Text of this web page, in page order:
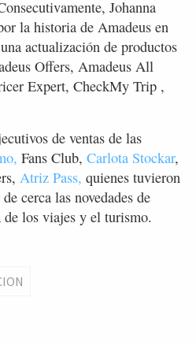
Johanna
la historia de Amadeus en
actualización de productos
Offers, Amadeus All
Expert, CheckMy Trip ,
de ventas de las
Fans Club, Carlota Stockar,
Atriz Pass, quienes tuvieron
cerca las novedades de
los viajes y el turismo.